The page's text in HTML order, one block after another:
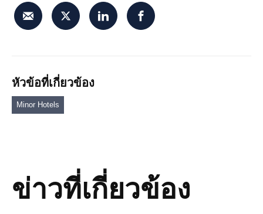
หัวข้อที่เกี่ยวข้อง
Minor Hotels
ข่าวที่เกี่ยวข้อง